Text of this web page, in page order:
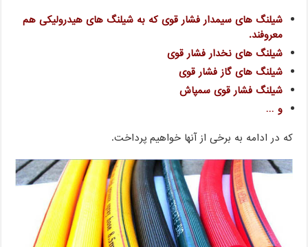
شیلنگ های سیمدار فشار قوی که به شیلنگ های هیدرولیکی هم
معروفند.
شیلنگ های نخدار فشار قوی
شیلنگ های گاز فشار قوی
شیلنگ فشار قوی سمپاش
و …
که در ادامه به برخی از آنها خواهیم پرداخت.